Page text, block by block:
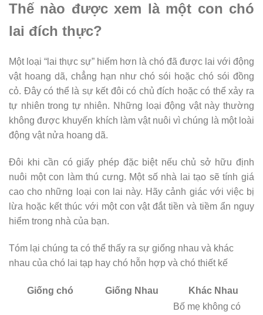
Thế nào được xem là một con chó
lai đích thực?
Một loại “lai thực sự” hiếm hơn là chó đã được lai với động
vật hoang dã, chẳng hạn như chó sói hoặc chó sói đồng
cỏ. Đây có thể là sự kết đôi có chủ đích hoặc có thể xảy ra
tự nhiên trong tự nhiên. Những loại động vật này thường
không được khuyến khích làm vật nuôi vì chúng là một loài
động vật nửa hoang dã.
Đôi khi cần có giấy phép đặc biệt nếu chủ sở hữu định
nuôi một con làm thú cưng. Một số nhà lai tạo sẽ tính giá
cao cho những loại con lai này. Hãy cảnh giác với việc bị
lừa hoặc kết thúc với một con vật đắt tiền và tiềm ẩn nguy
hiểm trong nhà của bạn.
Tóm lại chúng ta có thể thấy ra sự giống nhau và khác
nhau của chó lai tạp hay chó hỗn hợp và chó thiết kế
Giống chó Giống Nhau Khác Nhau
Bố mẹ không có